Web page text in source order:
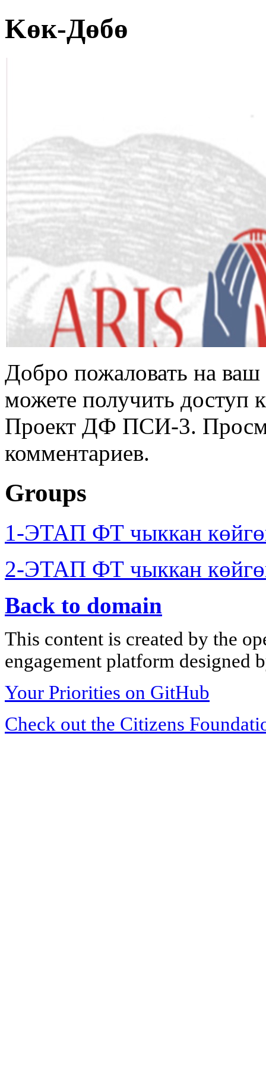
Kөк-Дөбө
Добро пожаловать на
можете получить доступ
Проект ДФ ПСИ-3.
комментариев.
Groups
1-ЭТАП ФТ чыккан
2-ЭТАП ФТ чыккан
Back to domain
This content is created by the
engagement platform designed
Your Priorities on GitHub
Check out the Citizens